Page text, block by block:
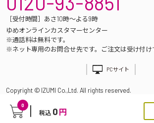
0
税込 0 円
［受付時間］あさ10時～よる9時
ゆめオンラインカスタマーセンター
※通話料は無料です。
※ネット専用のお問合せ先です。ご注文は受け付け
PCサイト
Copyright © IZUMI Co.,Ltd. All rights reserved.